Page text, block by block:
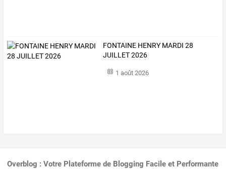
FONTAINE HENRY MARDI 28
JUILLET 2026
1 août 2026
Overblog : Votre Plateforme de Blogging Facile et Performante